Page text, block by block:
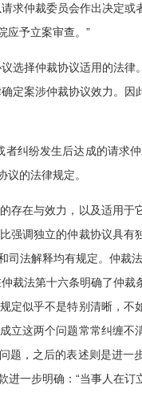
求仲裁委员会作出决定或
应予立案审查。”
选择仲裁协议适用的法律
定案涉仲裁协议效力。因
纠纷发生后达成的请求
的法律规定。
存在与效力，以及适用于
强调独立的仲裁协议具有
法解释均有规定。仲裁
裁法第十六条明确了仲裁
似乎不是特别清晰，不
立这两个问题常常纠缠不
题，之后的表述则是进一
一步明确：“当事人在订